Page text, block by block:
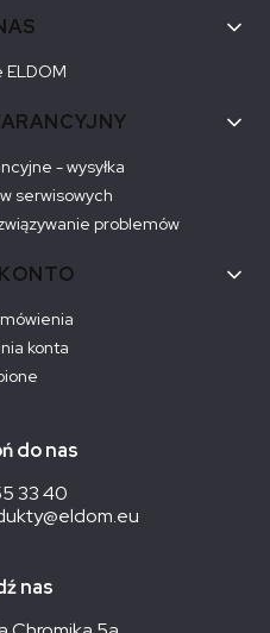
ELDOM
- wysyłka
serwisowych
problemów
konta
do nas
33 40
nas